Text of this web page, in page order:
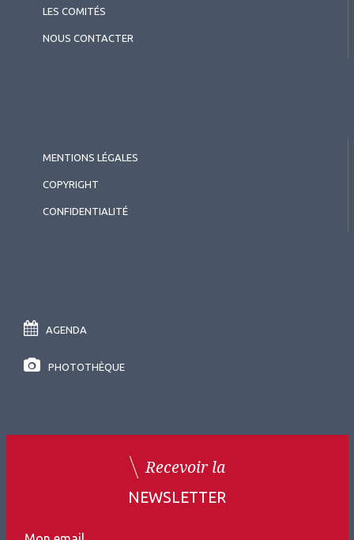
LES COMITÉS
NOUS CONTACTER
MENTIONS LÉGALES
COPYRIGHT
CONFIDENTIALITÉ
AGENDA
PHOTOTHÈQUE
Recevoir la
NEWSLETTER